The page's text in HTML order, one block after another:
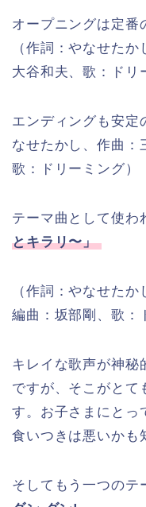
オープニングは定番
（作詞：やなせた
大谷和夫、歌：ドリ
エンディングも安定
なせたかし、作曲：
歌：ドリーミング）
テーマ曲として使わ
とキラリ〜」
（作詞：やなせた
編曲：坂部剛、 歌：
キレイな歌声が神秘
ですが、そこがとて
す。お子さまにとっ
食いつきは悪いかも
そしてもう一つのテ